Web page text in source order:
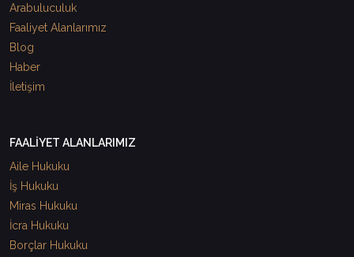
Arabuluculuk
Faaliyet Alanlarımız
Blog
Haber
İletişim
FAALİYET ALANLARIMIZ
Aile Hukuku
İş Hukuku
Miras Hukuku
İcra Hukuku
Borçlar Hukuku